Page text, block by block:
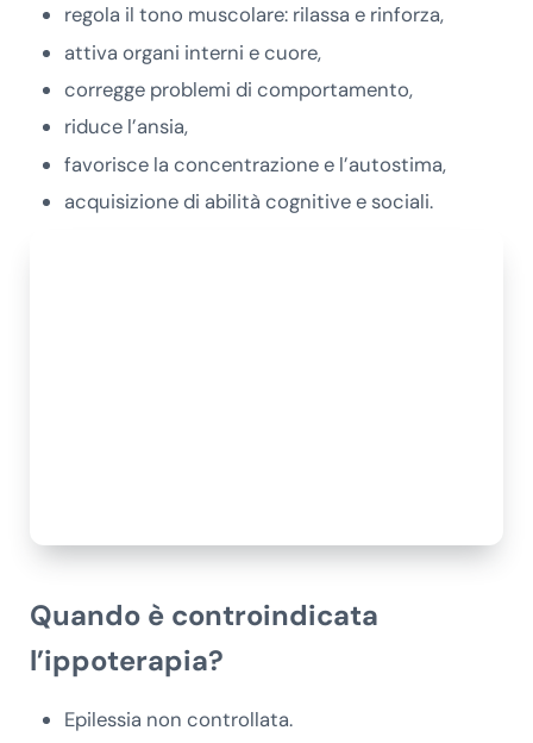
regola il tono muscolare: rilassa e rinforza,
attiva organi interni e cuore,
corregge problemi di comportamento,
riduce l’ansia,
favorisce la concentrazione e l’autostima,
acquisizione di abilità cognitive e sociali.
Quandoè controindicata
l’ippoterapia?
Epilessia non controllata.